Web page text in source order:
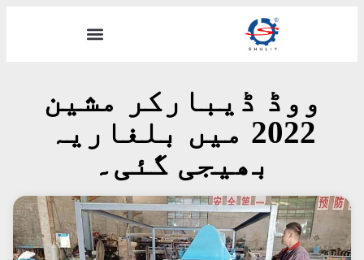
ووڈ ڈیبارکر مشین
2022 میں بلغاریہ
بھیجی گئی۔